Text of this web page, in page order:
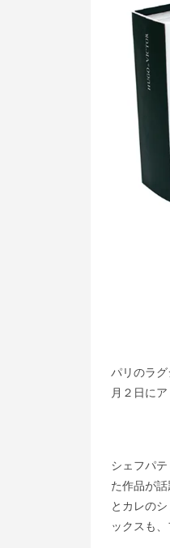
パリのラ
月２日に
シェフパ
た作品が
とカレの
ックスも、